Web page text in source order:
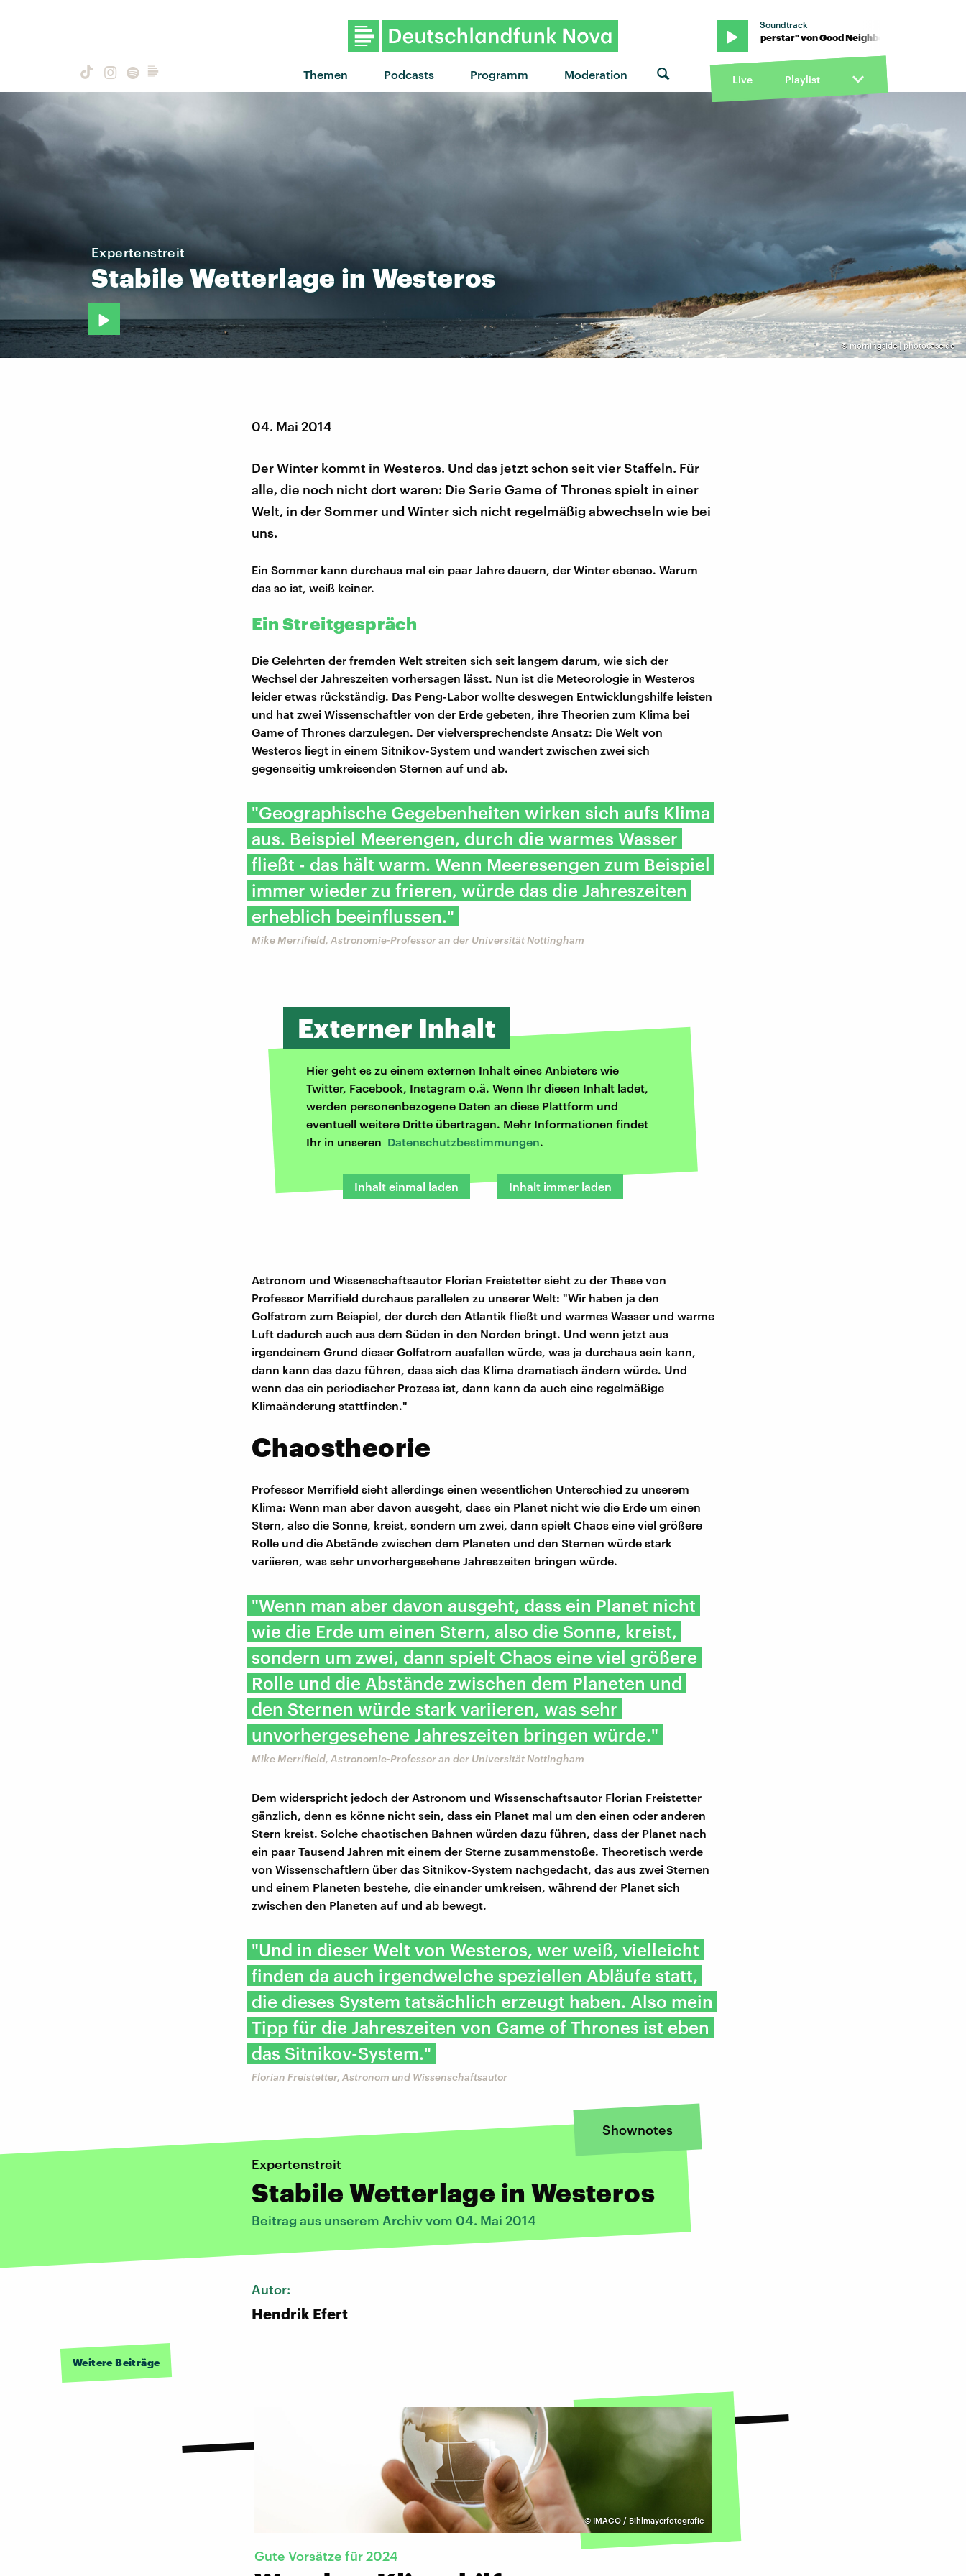
Themen Podcasts Programm Moderation
Soundtrack
"Superstar" von Good Neighbours · "Superstar" von Good Neighbours · "Superstar" von Good
Live Playlist
©morningside | photocase.de
Expertenstreit
Stabile Wetterlage in Westeros
04. Mai 2014
Der Winter kommt in Westeros. Und das jetzt schon seit vier Staffeln. Für
alle, die noch nicht dort waren: Die Serie Game of Thrones spielt in einer
Welt, in der Sommer und Winter sich nicht regelmäßig abwechseln wie bei
uns.
Ein Sommer kann durchaus mal ein paar Jahre dauern, der Winter ebenso. Warum
das so ist, weiß keiner.
Ein Streitgespräch
Die Gelehrten der fremden Welt streiten sich seit langem darum, wie sich der
Wechsel der Jahreszeiten vorhersagen lässt. Nun ist die Meteorologie in Westeros
leider etwas rückständig. Das Peng-Labor wollte deswegen Entwicklungshilfe leisten
und hat zwei Wissenschaftler von der Erde gebeten, ihre Theorien zum Klima bei
Game of Thrones darzulegen. Der vielversprechendste Ansatz: Die Welt von
Westeros liegt in einem Sitnikov-System und wandert zwischen zwei sich
gegenseitig umkreisenden Sternen auf und ab.
"Geographische Gegebenheiten wirken sich aufs Klima
aus. Beispiel Meerengen, durch die warmes Wasser
fließt - das hält warm. Wenn Meeresengen zum Beispiel
immer wieder zu frieren, würde das die Jahreszeiten
erheblich beeinflussen."
Mike Merrifield, Astronomie-Professor an der Universität Nottingham
Externer Inhalt
Hier geht es zu einem externen Inhalt eines Anbieters wie
Twitter, Facebook, Instagram o.ä. Wenn Ihr diesen Inhalt ladet,
werden personenbezogene Daten an diese Plattform und
eventuell weitere Dritte übertragen. Mehr Informationen findet
Ihr in unseren Datenschutzbestimmungen.
Inhalt einmal laden Inhalt immer laden
Astronom und Wissenschaftsautor Florian Freistetter sieht zu der These von
Professor Merrifield durchaus parallelen zu unserer Welt: "Wir haben ja den
Golfstrom zum Beispiel, der durch den Atlantik fließt und warmes Wasser und warme
Luft dadurch auch aus dem Süden in den Norden bringt. Und wenn jetzt aus
irgendeinem Grund dieser Golfstrom ausfallen würde, was ja durchaus sein kann,
dann kann das dazu führen, dass sich das Klima dramatisch ändern würde. Und
wenn das ein periodischer Prozess ist, dann kann da auch eine regelmäßige
Klimaänderung stattfinden."
Chaostheorie
Professor Merrifield sieht allerdings einen wesentlichen Unterschied zu unserem
Klima: Wenn man aber davon ausgeht, dass ein Planet nicht wie die Erde um einen
Stern, also die Sonne, kreist, sondern um zwei, dann spielt Chaos eine viel größere
Rolle und die Abstände zwischen dem Planeten und den Sternen würde stark
variieren, was sehr unvorhergesehene Jahreszeiten bringen würde.
"Wenn man aber davon ausgeht, dass ein Planet nicht
wie die Erde um einen Stern, also die Sonne, kreist,
sondern um zwei, dann spielt Chaos eine viel größere
Rolle und die Abstände zwischen dem Planeten und
den Sternen würde stark variieren, was sehr
unvorhergesehene Jahreszeiten bringen würde."
Mike Merrifield, Astronomie-Professor an der Universität Nottingham
Dem widerspricht jedoch der Astronom und Wissenschaftsautor Florian Freistetter
gänzlich, denn es könne nicht sein, dass ein Planet mal um den einen oder anderen
Stern kreist. Solche chaotischen Bahnen würden dazu führen, dass der Planet nach
ein paar Tausend Jahren mit einem der Sterne zusammenstoße. Theoretisch werde
von Wissenschaftlern über das Sitnikov-System nachgedacht, das aus zwei Sternen
und einem Planeten bestehe, die einander umkreisen, während der Planet sich
zwischen den Planeten auf und ab bewegt.
"Und in dieser Welt von Westeros, wer weiß, vielleicht
finden da auch irgendwelche speziellen Abläufe statt,
die dieses System tatsächlich erzeugt haben. Also mein
Tipp für die Jahreszeiten von Game of Thrones ist eben
das Sitnikov-System."
Florian Freistetter, Astronom und Wissenschaftsautor
Shownotes
Expertenstreit
Stabile Wetterlage in Westeros
Beitrag aus unserem Archiv vom 04. Mai 2014
Autor:
Hendrik Efert
Weitere Beiträge
© IMAGO / Bihlmayerfotografie
Gute Vorsätze für 2024